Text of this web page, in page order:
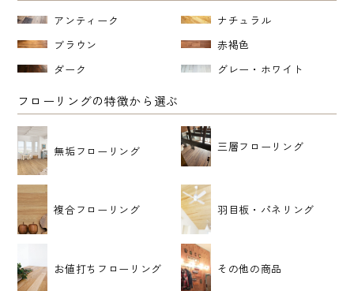
アンティーク
ナチュラル
ブラウン
赤褐色
ダーク
グレー・ホワイト
フローリングの特徴から選ぶ
無垢フローリング 三層フローリング
複合フローリング 羽目板・パネリング
お値打ちフローリング その他の商品